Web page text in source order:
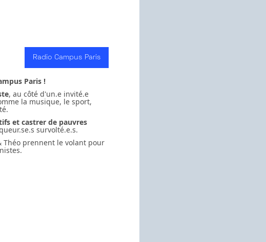
Radio Campus Paris
Paris !
, au côté d'un.e invité.e
la musique, le sport,
et castrer de pauvres
survolté.e.s.
Théo prennent le volant pour